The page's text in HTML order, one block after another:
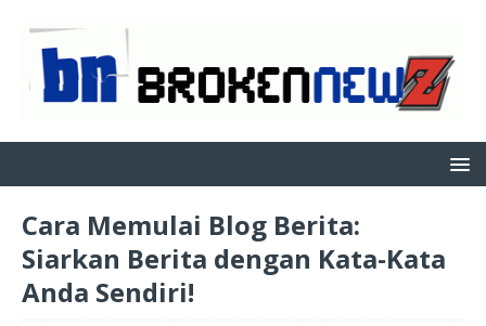
Cara Memulai Blog Berita:
Siarkan Berita dengan Kata-Kata
Anda Sendiri!